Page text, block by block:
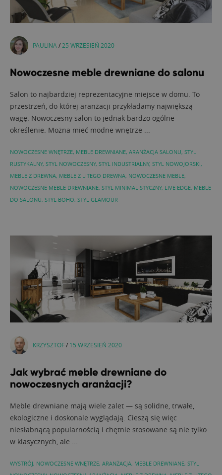
PAULINA / 25 WRZESIEŃ 2020
Nowoczesne meble drewniane do salonu
Salon to najbardziej reprezentacyjne miejsce w domu. To
przestrzeń, do której aranżacji przykładamy największą
wagę. Nowoczesny salon to jednak bardzo ogólne
określenie. Można mieć modne wnętrze ...
NOWOCZESNE WNĘTRZE, MEBLE DREWNIANE, ARANŻACJA SALONU, STYL
RUSTYKALNY, STYL NOWOCZESNY, STYL INDUSTRIALNY, STYL NOWOJORSKI,
MEBLE Z DREWNA, MEBLE Z LITEGO DREWNA, NOWOCZESNE MEBLE,
NOWOCZESNE MEBLE DREWNIANE, STYL MINIMALISTYCZNY, LIVE EDGE, MEBLE
DO SALONU, STYL BOHO, STYL GLAMOUR
KRZYSZTOF/ 15 WRZESIEŃ 2020
Jak wybrać meble drewniane do
nowoczesnych aranżacji?
Meble drewniane mają wiele zalet — są solidne, trwałe,
ekologiczne i doskonale wyglądają. Cieszą się więc
niesłabnącą popularnością i chętnie stosowane są nie tylko
w klasycznych, ale ...
WYSTRÓJ, NOWOCZESNE WNĘTRZE, ARANŻACJA, MEBLE DREWNIANE, STYL